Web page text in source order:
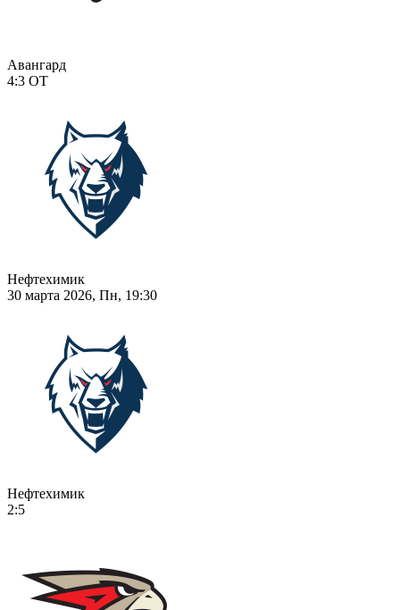
Авангард
4:3 ОТ
Нефтехимик
30 марта 2026, Пн, 19:30
Нефтехимик
2:5